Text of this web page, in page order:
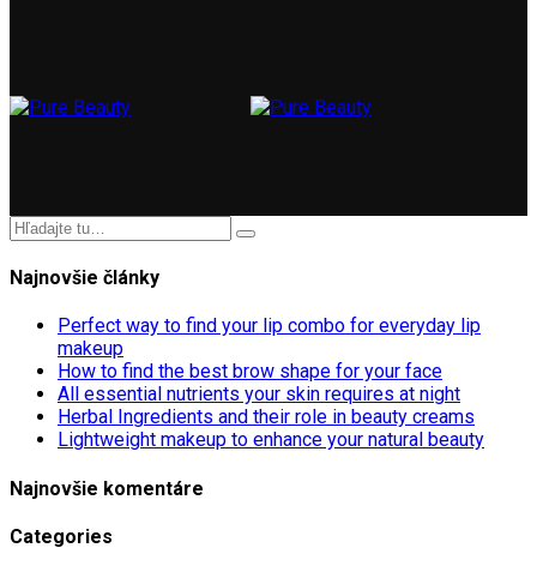
Najnovšie články
Perfect way to find your lip combo for everyday lip
makeup
How to find the best brow shape for your face
All essential nutrients your skin requires at night
Herbal Ingredients and their role in beauty creams
Lightweight makeup to enhance your natural beauty
Najnovšie komentáre
Categories